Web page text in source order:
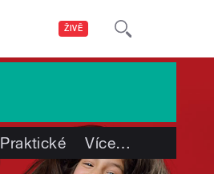
ŽIVĚ
Praktické Více…